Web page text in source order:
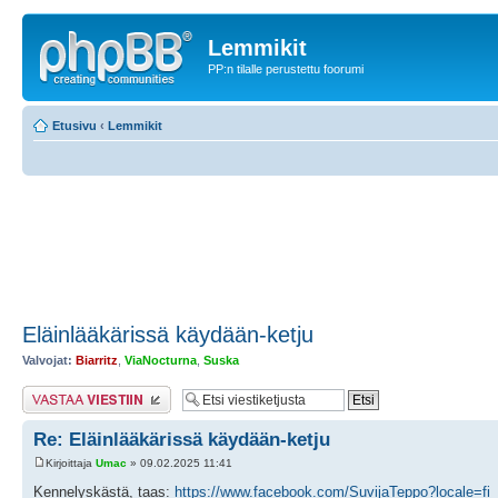
Lemmikit
PP:n tilalle perustettu foorumi
Etusivu ‹ Lemmikit
Eläinlääkärissä käydään-ketju
Valvojat: Biarritz ViaNocturna Suska
Lähetä vastaus
Re: Eläinlääkärissä käydään-ketju
Kirjoittaja Umac » 09.02.2025 11:41
Kennelyskästä, taas: https://www.facebook.com/